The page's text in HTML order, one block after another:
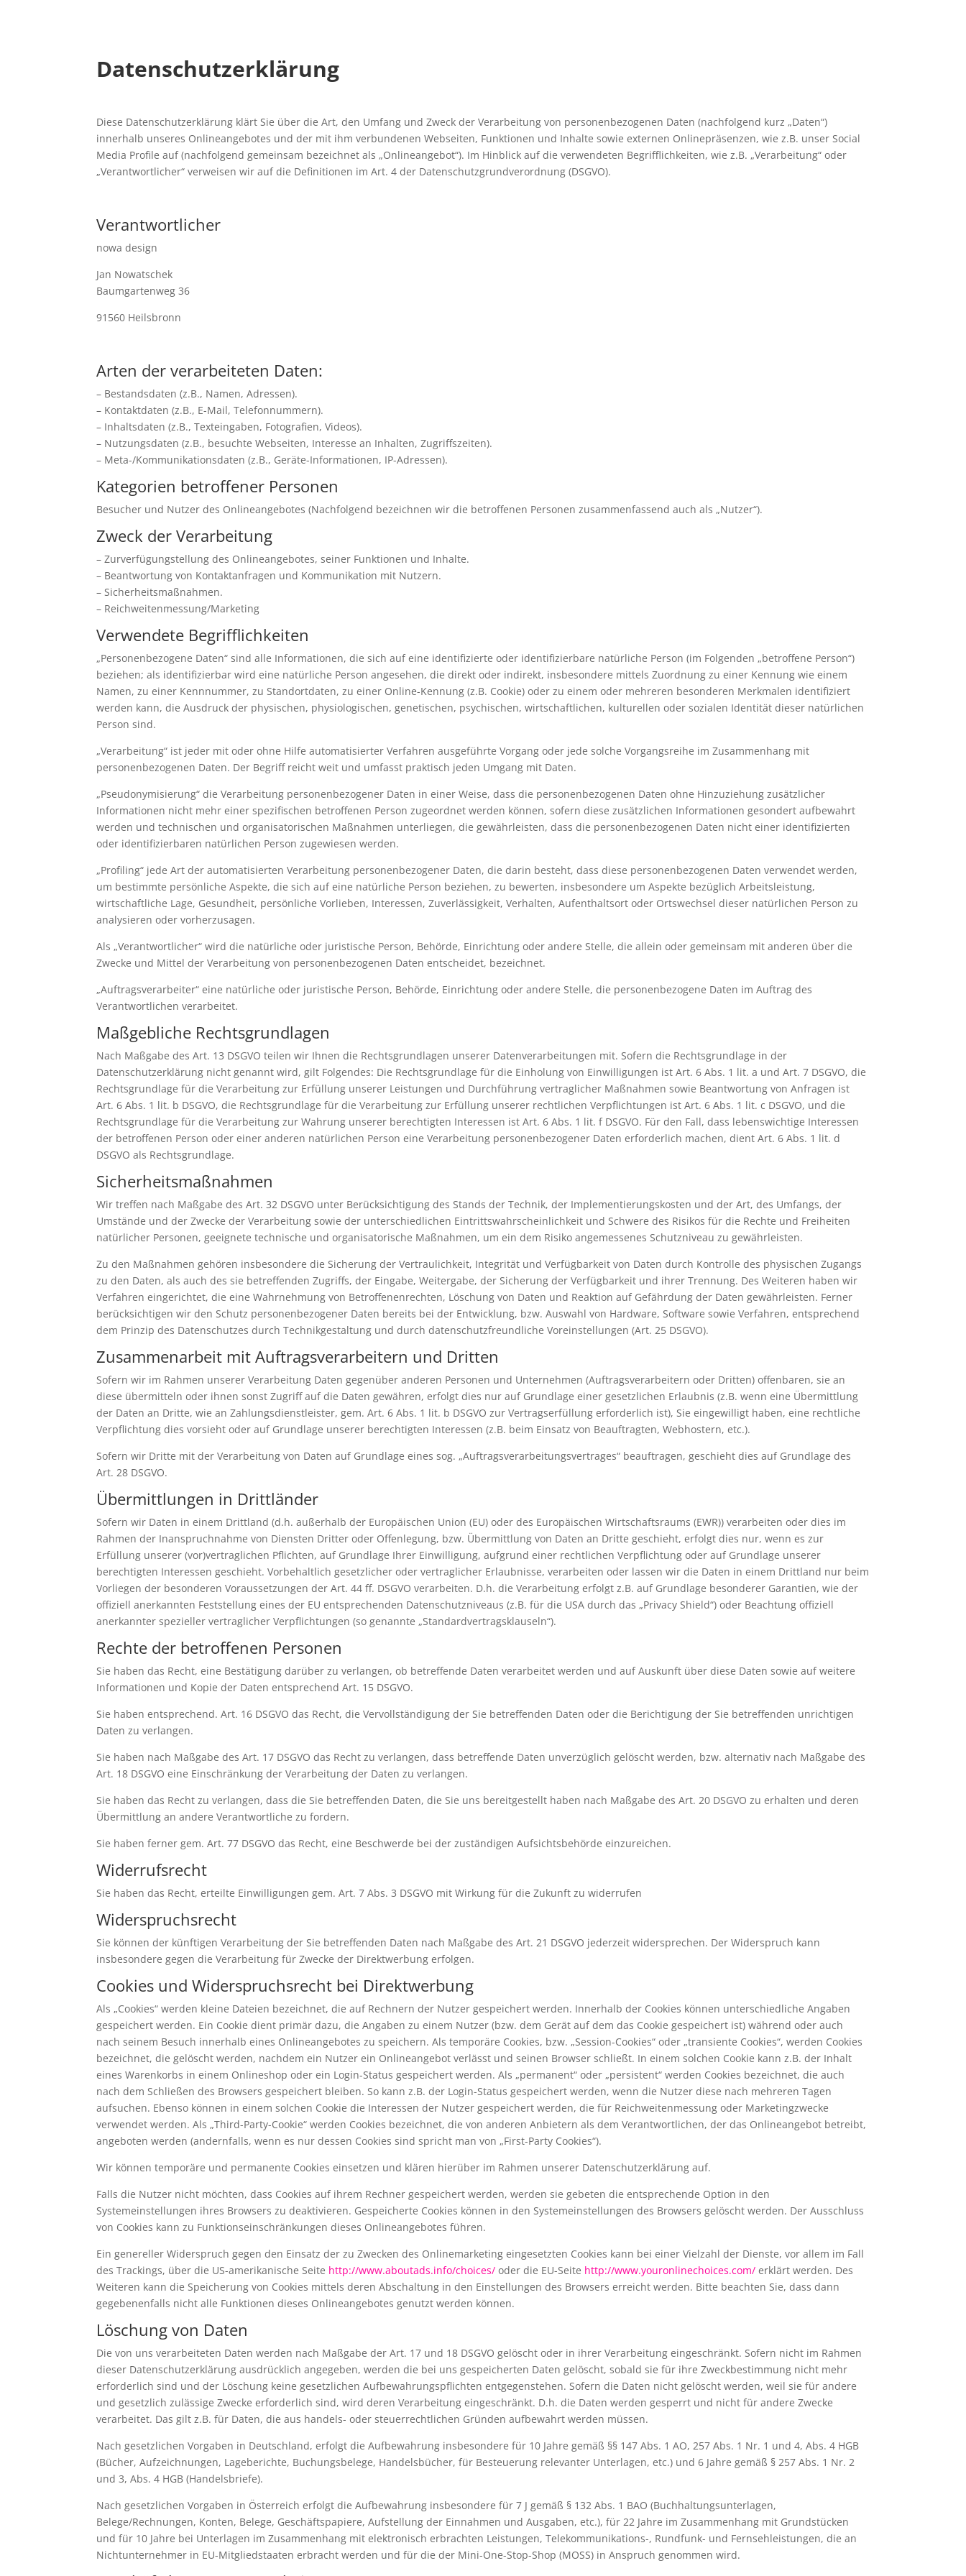
Datenschutzerklärung
Diese Datenschutzerklärung klärt Sie über die Art, den Umfang und Zweck der Verarbeitung von personenbezogenen Daten (nachfolgend kurz „Daten“)
innerhalb unseres Onlineangebotes und der mit ihm verbundenen Webseiten, Funktionen und Inhalte sowie externen Onlinepräsenzen, wie z.B. unser Social
Media Profile auf (nachfolgend gemeinsam bezeichnet als „Onlineangebot“). Im Hinblick auf die verwendeten Begrifflichkeiten, wie z.B. „Verarbeitung“ oder
„Verantwortlicher“ verweisen wir auf die Definitionen im Art. 4 der Datenschutzgrundverordnung (DSGVO).
Verantwortlicher
nowa design
Jan Nowatschek
Baumgartenweg 36
91560 Heilsbronn
Arten der verarbeiteten Daten:
– Bestandsdaten (z.B., Namen, Adressen).
– Kontaktdaten (z.B., E-Mail, Telefonnummern).
– Inhaltsdaten (z.B., Texteingaben, Fotografien, Videos).
– Nutzungsdaten (z.B., besuchte Webseiten, Interesse an Inhalten, Zugriffszeiten).
– Meta-/Kommunikationsdaten (z.B., Geräte-Informationen, IP-Adressen).
Kategorien betroffener Personen
Besucher und Nutzer des Onlineangebotes (Nachfolgend bezeichnen wir die betroffenen Personen zusammenfassend auch als „Nutzer“).
Zweck der Verarbeitung
– Zurverfügungstellung des Onlineangebotes, seiner Funktionen und Inhalte.
– Beantwortung von Kontaktanfragen und Kommunikation mit Nutzern.
– Sicherheitsmaßnahmen.
– Reichweitenmessung/Marketing
Verwendete Begrifflichkeiten
„Personenbezogene Daten“ sind alle Informationen, die sich auf eine identifizierte oder identifizierbare natürliche Person (im Folgenden „betroffene Person“)
beziehen; als identifizierbar wird eine natürliche Person angesehen, die direkt oder indirekt, insbesondere mittels Zuordnung zu einer Kennung wie einem
Namen, zu einer Kennnummer, zu Standortdaten, zu einer Online-Kennung (z.B. Cookie) oder zu einem oder mehreren besonderen Merkmalen identifiziert
werden kann, die Ausdruck der physischen, physiologischen, genetischen, psychischen, wirtschaftlichen, kulturellen oder sozialen Identität dieser natürlichen
Person sind.
„Verarbeitung“ ist jeder mit oder ohne Hilfe automatisierter Verfahren ausgeführte Vorgang oder jede solche Vorgangsreihe im Zusammenhang mit
personenbezogenen Daten. Der Begriff reicht weit und umfasst praktisch jeden Umgang mit Daten.
„Pseudonymisierung“ die Verarbeitung personenbezogener Daten in einer Weise, dass die personenbezogenen Daten ohne Hinzuziehung zusätzlicher
Informationen nicht mehr einer spezifischen betroffenen Person zugeordnet werden können, sofern diese zusätzlichen Informationen gesondert aufbewahrt
werden und technischen und organisatorischen Maßnahmen unterliegen, die gewährleisten, dass die personenbezogenen Daten nicht einer identifizierten
oder identifizierbaren natürlichen Person zugewiesen werden.
„Profiling“ jede Art der automatisierten Verarbeitung personenbezogener Daten, die darin besteht, dass diese personenbezogenen Daten verwendet werden,
um bestimmte persönliche Aspekte, die sich auf eine natürliche Person beziehen, zu bewerten, insbesondere um Aspekte bezüglich Arbeitsleistung,
wirtschaftliche Lage, Gesundheit, persönliche Vorlieben, Interessen, Zuverlässigkeit, Verhalten, Aufenthaltsort oder Ortswechsel dieser natürlichen Person zu
analysieren oder vorherzusagen.
Als „Verantwortlicher“ wird die natürliche oder juristische Person, Behörde, Einrichtung oder andere Stelle, die allein oder gemeinsam mit anderen über die
Zwecke und Mittel der Verarbeitung von personenbezogenen Daten entscheidet, bezeichnet.
„Auftragsverarbeiter“ eine natürliche oder juristische Person, Behörde, Einrichtung oder andere Stelle, die personenbezogene Daten im Auftrag des
Verantwortlichen verarbeitet.
Maßgebliche Rechtsgrundlagen
Nach Maßgabe des Art. 13 DSGVO teilen wir Ihnen die Rechtsgrundlagen unserer Datenverarbeitungen mit. Sofern die Rechtsgrundlage in der
Datenschutzerklärung nicht genannt wird, gilt Folgendes: Die Rechtsgrundlage für die Einholung von Einwilligungen ist Art. 6 Abs. 1 lit. a und Art. 7 DSGVO, die
Rechtsgrundlage für die Verarbeitung zur Erfüllung unserer Leistungen und Durchführung vertraglicher Maßnahmen sowie Beantwortung von Anfragen ist
Art. 6 Abs. 1 lit. b DSGVO, die Rechtsgrundlage für die Verarbeitung zur Erfüllung unserer rechtlichen Verpflichtungen ist Art. 6 Abs. 1 lit. c DSGVO, und die
Rechtsgrundlage für die Verarbeitung zur Wahrung unserer berechtigten Interessen ist Art. 6 Abs. 1 lit. f DSGVO. Für den Fall, dass lebenswichtige Interessen
der betroffenen Person oder einer anderen natürlichen Person eine Verarbeitung personenbezogener Daten erforderlich machen, dient Art. 6 Abs. 1 lit. d
DSGVO als Rechtsgrundlage.
Sicherheitsmaßnahmen
Wir treffen nach Maßgabe des Art. 32 DSGVO unter Berücksichtigung des Stands der Technik, der Implementierungskosten und der Art, des Umfangs, der
Umstände und der Zwecke der Verarbeitung sowie der unterschiedlichen Eintrittswahrscheinlichkeit und Schwere des Risikos für die Rechte und Freiheiten
natürlicher Personen, geeignete technische und organisatorische Maßnahmen, um ein dem Risiko angemessenes Schutzniveau zu gewährleisten.
Zu den Maßnahmen gehören insbesondere die Sicherung der Vertraulichkeit, Integrität und Verfügbarkeit von Daten durch Kontrolle des physischen Zugangs
zu den Daten, als auch des sie betreffenden Zugriffs, der Eingabe, Weitergabe, der Sicherung der Verfügbarkeit und ihrer Trennung. Des Weiteren haben wir
Verfahren eingerichtet, die eine Wahrnehmung von Betroffenenrechten, Löschung von Daten und Reaktion auf Gefährdung der Daten gewährleisten. Ferner
berücksichtigen wir den Schutz personenbezogener Daten bereits bei der Entwicklung, bzw. Auswahl von Hardware, Software sowie Verfahren, entsprechend
dem Prinzip des Datenschutzes durch Technikgestaltung und durch datenschutzfreundliche Voreinstellungen (Art. 25 DSGVO).
Zusammenarbeit mit Auftragsverarbeitern und Dritten
Sofern wir im Rahmen unserer Verarbeitung Daten gegenüber anderen Personen und Unternehmen (Auftragsverarbeitern oder Dritten) offenbaren, sie an
diese übermitteln oder ihnen sonst Zugriff auf die Daten gewähren, erfolgt dies nur auf Grundlage einer gesetzlichen Erlaubnis (z.B. wenn eine Übermittlung
der Daten an Dritte, wie an Zahlungsdienstleister, gem. Art. 6 Abs. 1 lit. b DSGVO zur Vertragserfüllung erforderlich ist), Sie eingewilligt haben, eine rechtliche
Verpflichtung dies vorsieht oder auf Grundlage unserer berechtigten Interessen (z.B. beim Einsatz von Beauftragten, Webhostern, etc.).
Sofern wir Dritte mit der Verarbeitung von Daten auf Grundlage eines sog. „Auftragsverarbeitungsvertrages“ beauftragen, geschieht dies auf Grundlage des
Art. 28 DSGVO.
Übermittlungen in Drittländer
Sofern wir Daten in einem Drittland (d.h. außerhalb der Europäischen Union (EU) oder des Europäischen Wirtschaftsraums (EWR)) verarbeiten oder dies im
Rahmen der Inanspruchnahme von Diensten Dritter oder Offenlegung, bzw. Übermittlung von Daten an Dritte geschieht, erfolgt dies nur, wenn es zur
Erfüllung unserer (vor)vertraglichen Pflichten, auf Grundlage Ihrer Einwilligung, aufgrund einer rechtlichen Verpflichtung oder auf Grundlage unserer
berechtigten Interessen geschieht. Vorbehaltlich gesetzlicher oder vertraglicher Erlaubnisse, verarbeiten oder lassen wir die Daten in einem Drittland nur beim
Vorliegen der besonderen Voraussetzungen der Art. 44 ff. DSGVO verarbeiten. D.h. die Verarbeitung erfolgt z.B. auf Grundlage besonderer Garantien, wie der
offiziell anerkannten Feststellung eines der EU entsprechenden Datenschutzniveaus (z.B. für die USA durch das „Privacy Shield“) oder Beachtung offiziell
anerkannter spezieller vertraglicher Verpflichtungen (so genannte „Standardvertragsklauseln“).
Rechte der betroffenen Personen
Sie haben das Recht, eine Bestätigung darüber zu verlangen, ob betreffende Daten verarbeitet werden und auf Auskunft über diese Daten sowie auf weitere
Informationen und Kopie der Daten entsprechend Art. 15 DSGVO.
Sie haben entsprechend. Art. 16 DSGVO das Recht, die Vervollständigung der Sie betreffenden Daten oder die Berichtigung der Sie betreffenden unrichtigen
Daten zu verlangen.
Sie haben nach Maßgabe des Art. 17 DSGVO das Recht zu verlangen, dass betreffende Daten unverzüglich gelöscht werden, bzw. alternativ nach Maßgabe des
Art. 18 DSGVO eine Einschränkung der Verarbeitung der Daten zu verlangen.
Sie haben das Recht zu verlangen, dass die Sie betreffenden Daten, die Sie uns bereitgestellt haben nach Maßgabe des Art. 20 DSGVO zu erhalten und deren
Übermittlung an andere Verantwortliche zu fordern.
Sie haben ferner gem. Art. 77 DSGVO das Recht, eine Beschwerde bei der zuständigen Aufsichtsbehörde einzureichen.
Widerrufsrecht
Sie haben das Recht, erteilte Einwilligungen gem. Art. 7 Abs. 3 DSGVO mit Wirkung für die Zukunft zu widerrufen
Widerspruchsrecht
Sie können der künftigen Verarbeitung der Sie betreffenden Daten nach Maßgabe des Art. 21 DSGVO jederzeit widersprechen. Der Widerspruch kann
insbesondere gegen die Verarbeitung für Zwecke der Direktwerbung erfolgen.
Cookies und Widerspruchsrecht bei Direktwerbung
Als „Cookies“ werden kleine Dateien bezeichnet, die auf Rechnern der Nutzer gespeichert werden. Innerhalb der Cookies können unterschiedliche Angaben
gespeichert werden. Ein Cookie dient primär dazu, die Angaben zu einem Nutzer (bzw. dem Gerät auf dem das Cookie gespeichert ist) während oder auch
nach seinem Besuch innerhalb eines Onlineangebotes zu speichern. Als temporäre Cookies, bzw. „Session-Cookies“ oder „transiente Cookies“, werden Cookies
bezeichnet, die gelöscht werden, nachdem ein Nutzer ein Onlineangebot verlässt und seinen Browser schließt. In einem solchen Cookie kann z.B. der Inhalt
eines Warenkorbs in einem Onlineshop oder ein Login-Status gespeichert werden. Als „permanent“ oder „persistent“ werden Cookies bezeichnet, die auch
nach dem Schließen des Browsers gespeichert bleiben. So kann z.B. der Login-Status gespeichert werden, wenn die Nutzer diese nach mehreren Tagen
aufsuchen. Ebenso können in einem solchen Cookie die Interessen der Nutzer gespeichert werden, die für Reichweitenmessung oder Marketingzwecke
verwendet werden. Als „Third-Party-Cookie“ werden Cookies bezeichnet, die von anderen Anbietern als dem Verantwortlichen, der das Onlineangebot betreibt,
angeboten werden (andernfalls, wenn es nur dessen Cookies sind spricht man von „First-Party Cookies“).
Wir können temporäre und permanente Cookies einsetzen und klären hierüber im Rahmen unserer Datenschutzerklärung auf.
Falls die Nutzer nicht möchten, dass Cookies auf ihrem Rechner gespeichert werden, werden sie gebeten die entsprechende Option in den
Systemeinstellungen ihres Browsers zu deaktivieren. Gespeicherte Cookies können in den Systemeinstellungen des Browsers gelöscht werden. Der Ausschluss
von Cookies kann zu Funktionseinschränkungen dieses Onlineangebotes führen.
Ein genereller Widerspruch gegen den Einsatz der zu Zwecken des Onlinemarketing eingesetzten Cookies kann bei einer Vielzahl der Dienste, vor allem im Fall
des Trackings, über die US-amerikanische Seite http://www.aboutads.info/choices/ oder die EU-Seite http://www.youronlinechoices.com/ erklärt werden. Des
Weiteren kann die Speicherung von Cookies mittels deren Abschaltung in den Einstellungen des Browsers erreicht werden. Bitte beachten Sie, dass dann
gegebenenfalls nicht alle Funktionen dieses Onlineangebotes genutzt werden können.
Löschung von Daten
Die von uns verarbeiteten Daten werden nach Maßgabe der Art. 17 und 18 DSGVO gelöscht oder in ihrer Verarbeitung eingeschränkt. Sofern nicht im Rahmen
dieser Datenschutzerklärung ausdrücklich angegeben, werden die bei uns gespeicherten Daten gelöscht, sobald sie für ihre Zweckbestimmung nicht mehr
erforderlich sind und der Löschung keine gesetzlichen Aufbewahrungspflichten entgegenstehen. Sofern die Daten nicht gelöscht werden, weil sie für andere
und gesetzlich zulässige Zwecke erforderlich sind, wird deren Verarbeitung eingeschränkt. D.h. die Daten werden gesperrt und nicht für andere Zwecke
verarbeitet. Das gilt z.B. für Daten, die aus handels- oder steuerrechtlichen Gründen aufbewahrt werden müssen.
Nach gesetzlichen Vorgaben in Deutschland, erfolgt die Aufbewahrung insbesondere für 10 Jahre gemäß §§ 147 Abs. 1 AO, 257 Abs. 1 Nr. 1 und 4, Abs. 4 HGB
(Bücher, Aufzeichnungen, Lageberichte, Buchungsbelege, Handelsbücher, für Besteuerung relevanter Unterlagen, etc.) und 6 Jahre gemäß § 257 Abs. 1 Nr. 2
und 3, Abs. 4 HGB (Handelsbriefe).
Nach gesetzlichen Vorgaben in Österreich erfolgt die Aufbewahrung insbesondere für 7 J gemäß § 132 Abs. 1 BAO (Buchhaltungsunterlagen,
Belege/Rechnungen, Konten, Belege, Geschäftspapiere, Aufstellung der Einnahmen und Ausgaben, etc.), für 22 Jahre im Zusammenhang mit Grundstücken
und für 10 Jahre bei Unterlagen im Zusammenhang mit elektronisch erbrachten Leistungen, Telekommunikations-, Rundfunk- und Fernsehleistungen, die an
Nichtunternehmer in EU-Mitgliedstaaten erbracht werden und für die der Mini-One-Stop-Shop (MOSS) in Anspruch genommen wird.